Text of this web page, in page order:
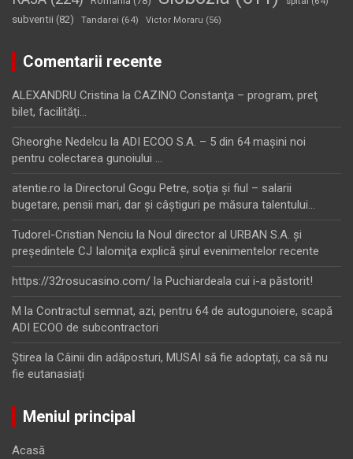
subventii (82) Tandarei (64) Victor Moraru (56)
Comentarii recente
ALEXANDRU Cristina la CAZINO Constanţa – program, preţ
bilet, facilităţi…
Gheorghe Nedelcu la ADI ECOO S.A. – 5 din 64 maşini noi
pentru colectarea gunoiului …
atentie.ro la Directorul Gogu Petre, soţia şi fiul – salarii
bugetare, pensii mari, dar şi câştiguri pe măsura talentului…
Tudorel-Cristian Nenciu la Noul director al URBAN S.A. şi
preşedintele CJ Ialomiţa explică şirul evenimentelor recente
https://32rosucasino.com/ la Puchiardeala cui i-a păstorit!
M la Contractul semnat, azi, pentru 64 de autogunoiere, scapă
ADI ECOO de subcontractori
Ştirea la Câinii din adăposturi, MUSAI să fie adoptați, ca să nu
fie eutanasiați
Meniul principal
Acasă